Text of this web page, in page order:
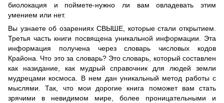
биолокация и поймете-нужно ли вам овладевать этим
умением или нет.
Вы узнаете об озарениях СВЫШЕ, которые стали открытием.
Третья часть книги посвящена уникальной информации. Эта
информация получена через словарь числовых кодов
Крайона. Что это за словарь? Это словарь, который составлен
как назидание, как мудрый справочник для людей земли
мудрецами космоса. В нем дан уникальный метод работы с
мыслями. Так, что мои дорогие книга поможет вам стать
зрячими в невидимом мире, более проницательными и